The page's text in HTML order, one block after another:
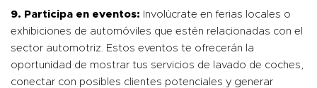
9. Participa en eventos: Involúcrate en ferias locales o
exhibiciones de automóviles que estén relacionadas con el
sector automotriz. Estos eventos te ofrecerán la
oportunidad de mostrar tus servicios de lavado de coches,
conectar con posibles clientes potenciales y generar